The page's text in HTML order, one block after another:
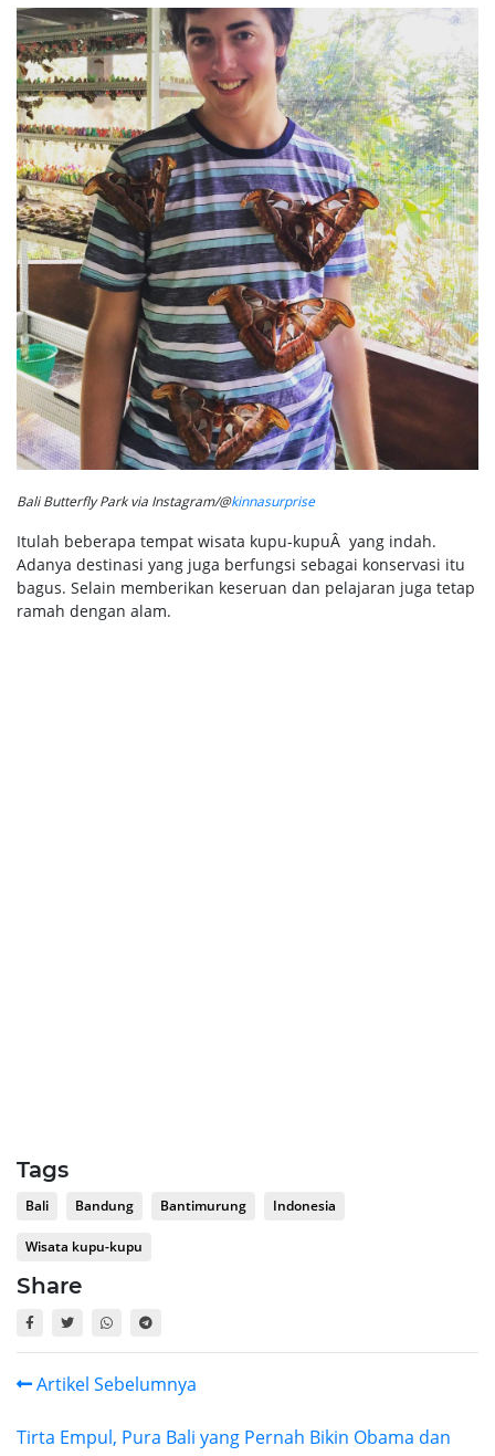
Bali Butterfly Park via Instagram/@kinnasurprise
Itulah beberapa tempat wisata kupu-kupuÂ yang indah.
Adanya destinasi yang juga berfungsi sebagai konservasi itu
bagus. Selain memberikan keseruan dan pelajaran juga tetap
ramah dengan alam.
Tags
Bali Bandung Bantimurung Indonesia
Wisata kupu-kupu
Share
Artikel Sebelumnya
Tirta Empul, Pura Bali yang Pernah Bikin Obama dan